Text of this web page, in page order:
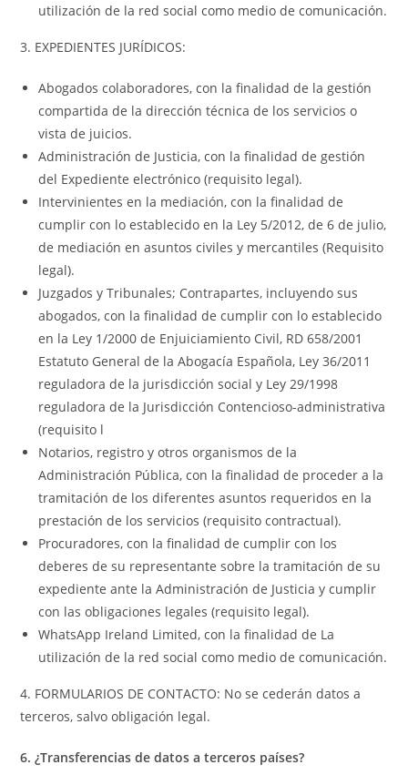
utilización de la red social como medio de comunicación.
3. EXPEDIENTES JURÍDICOS:
Abogados colaboradores, con la finalidad de la gestión
compartida de la dirección técnica de los servicios o
vista de juicios.
Administración de Justicia, con la finalidad de gestión
del Expediente electrónico (requisito legal).
Intervinientes en la mediación, con la finalidad de
cumplir con lo establecido en la Ley 5/2012, de 6 de julio,
de mediación en asuntos civiles y mercantiles (Requisito
legal).
Juzgados y Tribunales; Contrapartes, incluyendo sus
abogados, con la finalidad de cumplir con lo establecido
en la Ley 1/2000 de Enjuiciamiento Civil, RD 658/2001
Estatuto General de la Abogacía Española, Ley 36/2011
reguladora de la jurisdicción social y Ley 29/1998
reguladora de la Jurisdicción Contencioso-administrativa
(requisito l
Notarios, registro y otros organismos de la
Administración Pública, con la finalidad de proceder a la
tramitación de los diferentes asuntos requeridos en la
prestación de los servicios (requisito contractual).
Procuradores, con la finalidad de cumplir con los
deberes de su representante sobre la tramitación de su
expediente ante la Administración de Justicia y cumplir
con las obligaciones legales (requisito legal).
WhatsApp Ireland Limited, con la finalidad de La
utilización de la red social como medio de comunicación.
4. FORMULARIOS DE CONTACTO: No se cederán datos a
terceros, salvo obligación legal.
6. ¿Transferencias de datos a terceros países?